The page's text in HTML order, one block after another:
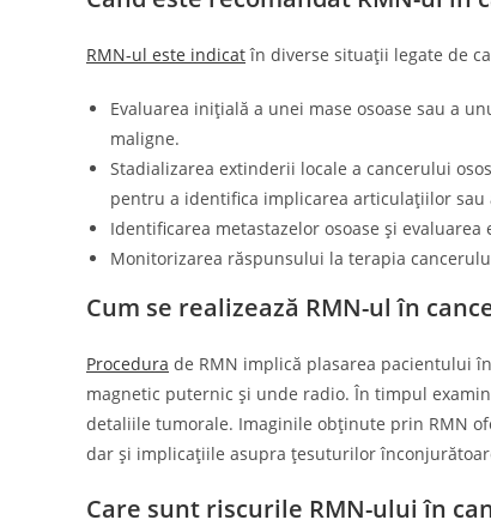
RMN-ul este indicatîn diverse situații legate de
Evaluarea inițială a unei mase osoase sau a
maligne.
Stadializarea extinderii locale a cancerului
pentru a identifica implicarea articulațiilor sau
Identificarea metastazelor osoase și evaluarea
Monitorizarea răspunsului la terapia
Cum se realizează RMN-ul în
Procedura de RMN implică plasarea pacientului
magnetic puternic și unde radio. În timpul
detaliile tumorale. Imaginile obținute prin RMN
dar și implicațiile asupra țesuturilor
Care sunt riscurile RMN-ului în